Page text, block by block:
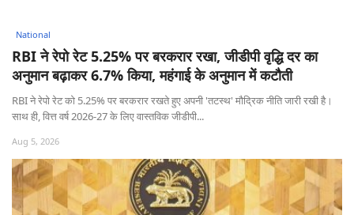
RBI ने रेपो रेट 5.25% पर बरकरार रखा, जीडीपी वृद्धि दर का
अनुमान बढ़ाकर 6.7% किया, महंगाई के अनुमान में कटौती
RBI ने रेपो रेट को 5.25% पर बरकरार रखते हुए अपनी 'तटस्थ' मौद्रिक नीति जारी रखी है।
साथ ही, वित्त वर्ष 2026-27 के लिए वास्तविक जीडीपी...
Aug 5, 2026
National